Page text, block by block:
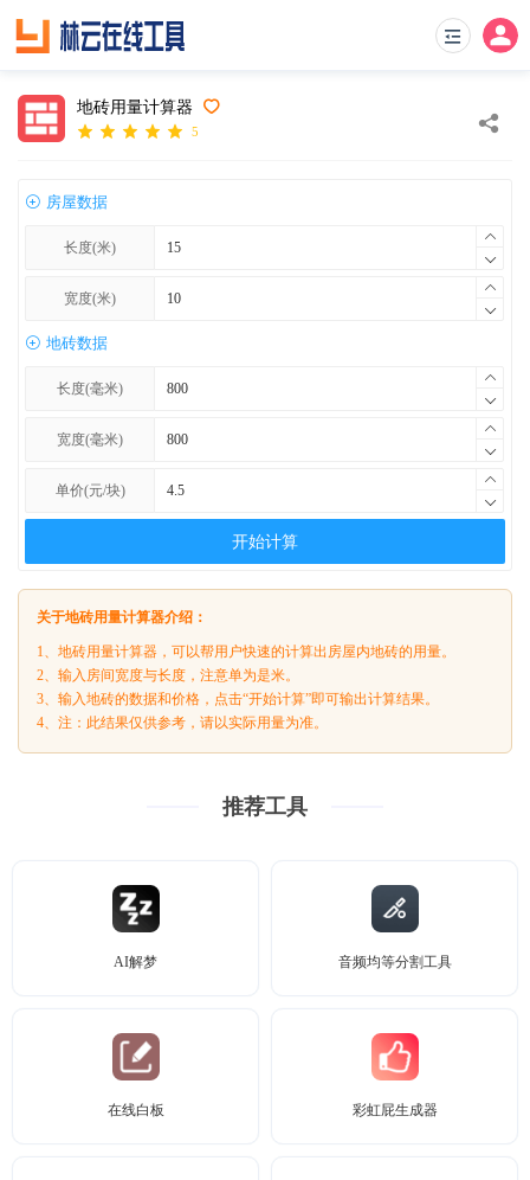
地砖用量计算器
5
房屋数据
长度(米)
宽度(米)
地砖数据
长度(毫米)
宽度(毫米)
单价(元/块)
开始计算
关于地砖用量计算器介绍：
1、地砖用量计算器，可以帮用户快速的计算出房屋内地砖的用量。
2、输入房间宽度与长度，注意单为是米。
3、输入地砖的数据和价格，点击“开始计算”即可输出计算结果。
4、注：此结果仅供参考，请以实际用量为准。
推荐工具
AI解梦 音频均等分割工具
在线白板 彩虹屁生成器